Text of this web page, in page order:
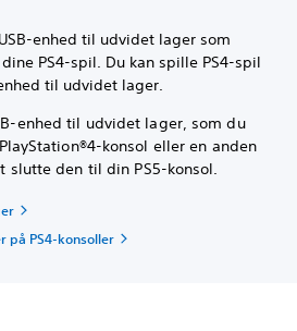
enhed til udvidet lager som
PS4-spil. Du kan spille PS4-spil
til udvidet lager.
enhed til udvidet lager, som du
konsol eller en anden
slutte den til din PS5-konsol.
på PS4-konsoller